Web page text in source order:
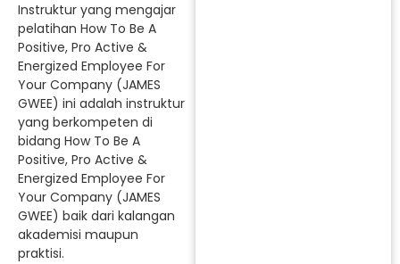
Instruktur yang mengajar
pelatihan How To Be A
Positive, Pro Active &
Energized Employee For
Your Company (JAMES
GWEE) ini adalah instruktur
yang berkompeten di
bidang How To Be A
Positive, Pro Active &
Energized Employee For
Your Company (JAMES
GWEE) baik dari kalangan
akademisi maupun
praktisi.